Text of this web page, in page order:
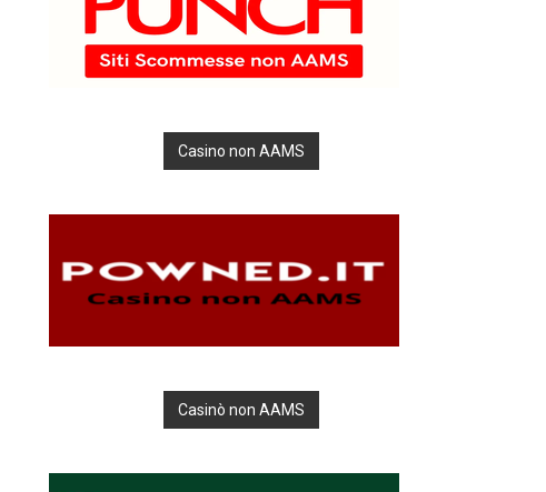
Casino non AAMS
Casinò non AAMS